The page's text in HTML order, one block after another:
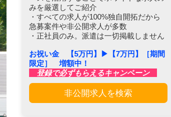
みを厳選してご紹介
・すべての求人が100%独自開拓だから
急募案件や非公開求人が多数
・正社員のみ。派遣は一切掲載しません
お祝い金 【5万円】▶︎【7万円】［期間
限定］ 増額中！
登録で必ずもらえるキャンペーン
非公開求人を検索